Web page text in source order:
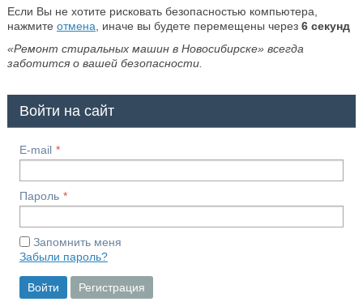
Если Вы не хотите рисковать безопасностью компьютера,
нажмите отмена , иначе вы будете перемещены через 6секунд
«Ремонт стиральных машин в Новосибирске» всегда
заботится о вашей безопасности.
Войти на сайт
E-mail
Пароль
Запомнить меня
Забыли пароль?
Войти Регистрация